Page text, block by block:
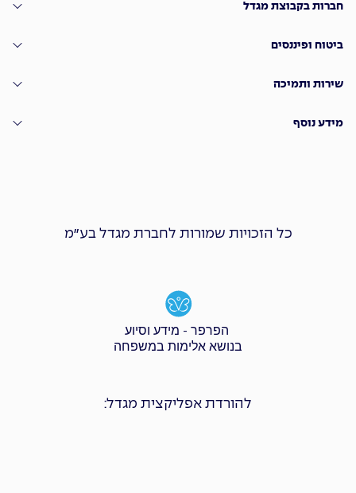
חברות בקבוצת מגדל
ביטוח ופיננסים
שירות ותמיכה
מידע נוסף
כל הזכויות שמורות לחברת מגדל בע״מ
הפרפר - מידע וסיוע
בנושא אלימות במשפחה
להורדת אפליקצית מגדל: